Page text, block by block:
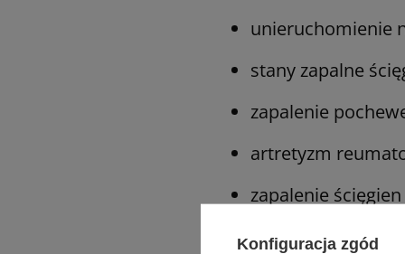
unieruchomienie
stany zapalne
zapalenie
artretyzm
zapalenie
leczenie
Konfiguracja zgód